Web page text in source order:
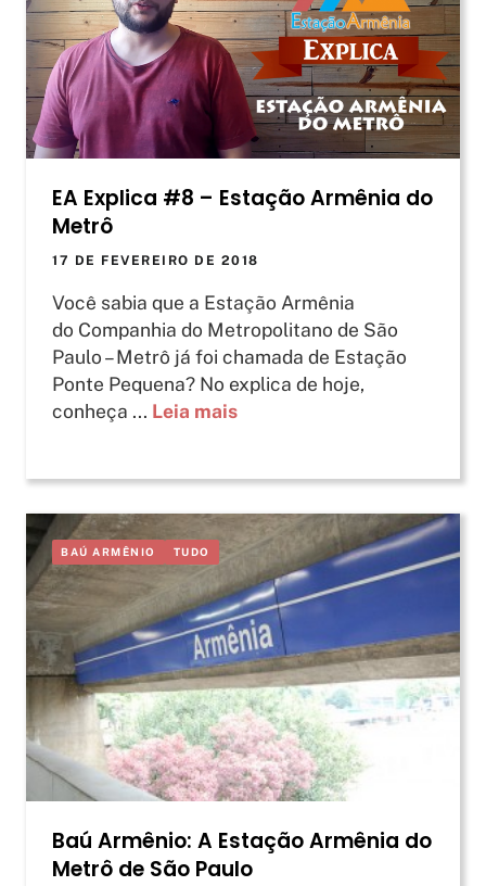
EA Explica #8 – Estação Armênia do
Metrô
17 DE FEVEREIRO DE 2018
Você sabia que a Estação Armênia
do Companhia do Metropolitano de São
Paulo – Metrô já foi chamada de Estação
Ponte Pequena? No explica de hoje,
conheça ... Leia mais
BAÚ ARMÊNIO TUDO
Baú Armênio: A Estação Armênia do
Metrô de São Paulo